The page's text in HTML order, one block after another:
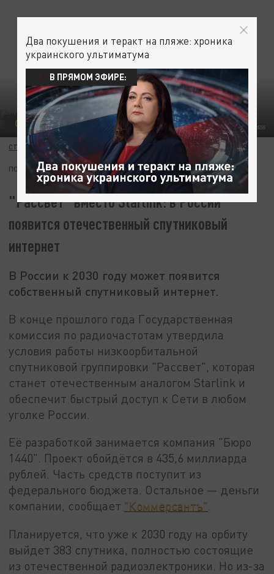
RUSSIAN LOOK/GLOBALLOOKPRESS
ОБЩЕСТВО
СТАС СТЕПАНОВ 19 ЯНВАРЯ 13:49
ПОДПИШИТЕСЬ:
"Рассвет" вместо Starlink: в России
появится отечественный спутниковый
интернет
В России к 2030 году может появится
собственный спутниковый интернет.
В конце прошлого года Государственная
комиссия по радиочастотам утвердила
условия работы низкоорбитальной
спутниковой группировки "Рассвет", которая
станет отечественным аналогом Starlink и
обеспечит быстрый доступ к Сети в любом
уголке России.
Её разработкой занимается компания "Бюро
1440". Проект обойдётся в 435,6 миллиарда
рублей. Часть средств поступит из
федерального бюджета. Остальное — деньги
компании, сообщает "Коммерсантъ"
Планируется, что уже к 2030 году на орбиту
выйдет 383 спутника, полностью состоящие
из отечественной радиоэлектроники. Но из-за
Два покушения и теракт на пляже: хроника
украинского ультиматума
В ПРЯМОМ ЭФИРЕ: